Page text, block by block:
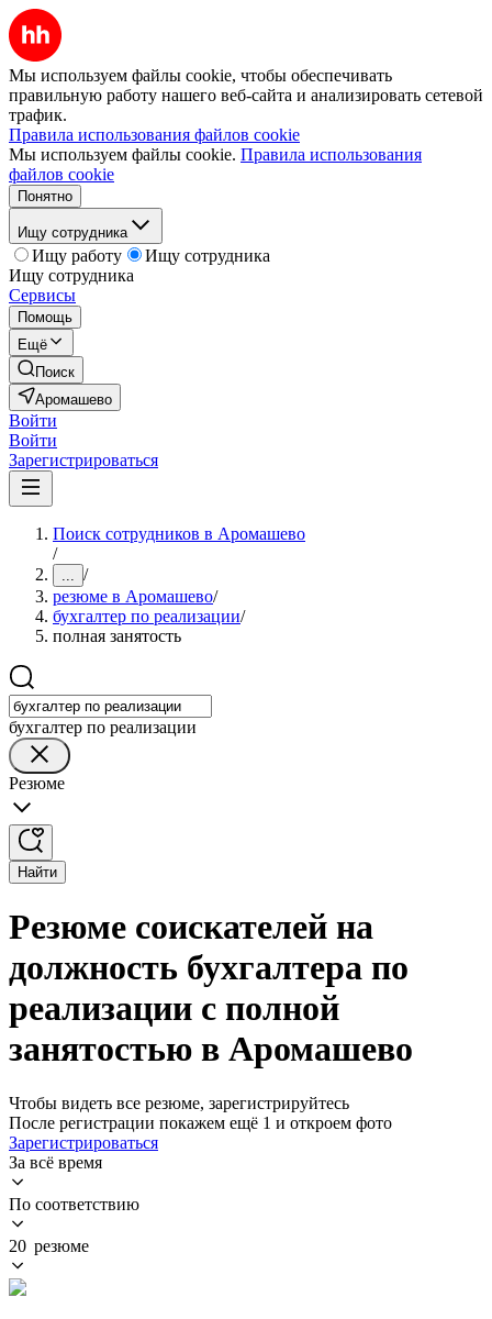
Мы используем файлы cookie, чтобы обеспечивать
правильную работу нашего веб-сайта и анализировать сетевой
трафик.
Правила использования файлов cookie
Мы используем файлы cookie. Правила использования
файлов cookie
Понятно
Ищу сотрудника
Ищу работу
Ищу сотрудника
Ищу сотрудника
Сервисы
Помощь
Ещё
Поиск
Аромашево
Войти
Войти
Зарегистрироваться
Поиск сотрудников в Аромашево
/
... /
резюме в Аромашево/
бухгалтер по реализации/
полная занятость
бухгалтер по реализации
Резюме
Найти
Резюме соискателей на
должность бухгалтера по
реализации с полной
занятостью в Аромашево
Чтобы видеть все резюме, зарегистрируйтесь
После регистрации покажем ещё 1 и откроем фото
Зарегистрироваться
За всё время
По соответствию
20 резюме